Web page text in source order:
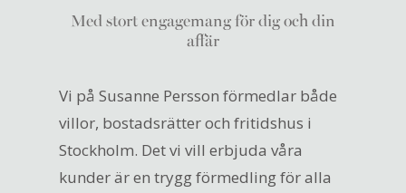
Med stort engagemang för dig och din
affär
Vi på Susanne Persson förmedlar både
villor, bostadsrätter och fritidshus i
Stockholm. Det vi vill erbjuda våra
kunder är en trygg förmedling för alla